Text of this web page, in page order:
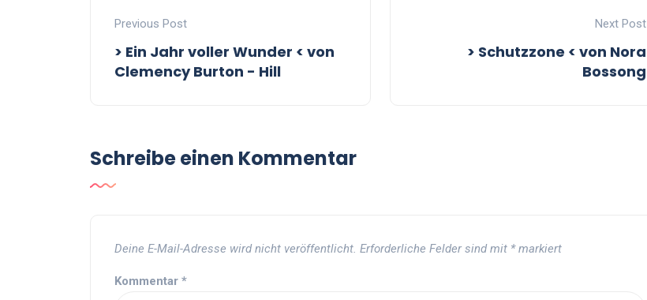
Previous Post
> Ein Jahr voller Wunder < von
Clemency Burton - Hill
Next Post
> Schutzzone < von Nora
Bossong
Schreibe einen Kommentar
Deine E-Mail-Adresse wird nicht veröffentlicht. Erforderliche Felder sind mit *markiert
Kommentar *